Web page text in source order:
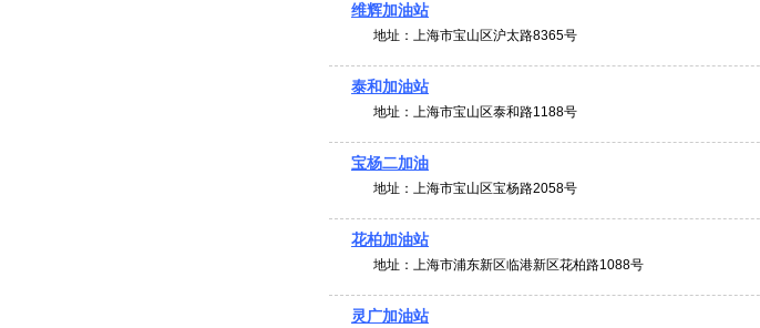
维辉加油站
地址： 上海市宝山区沪太路8365号
泰和加油站
地址： 上海市宝山区泰和路1188号
宝杨二加油
地址： 上海市宝山区宝杨路2058号
花柏加油站
地址： 上海市浦东新区临港新区花柏路1088号
灵广加油站